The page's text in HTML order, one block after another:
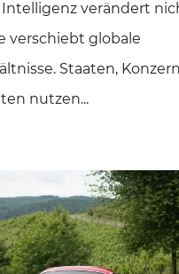
verändert
verschiebt globale
Staaten,
nutzen...